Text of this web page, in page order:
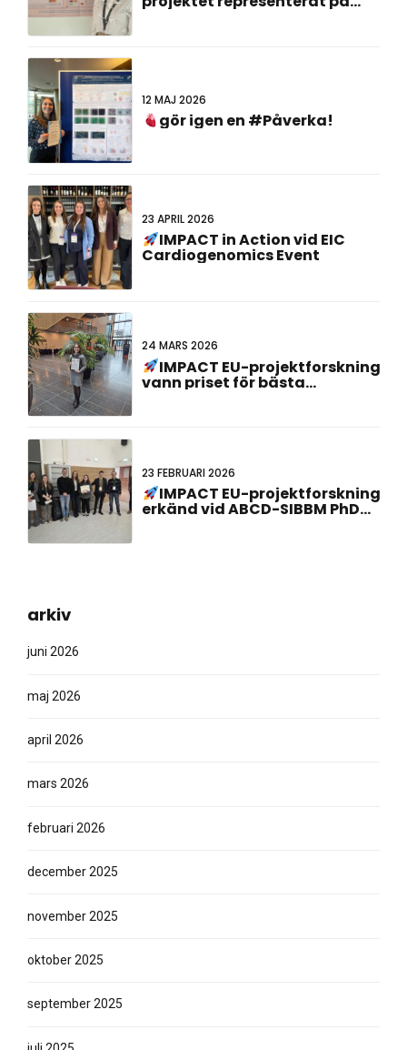
12 MAJ 2026
gör igen en #Påverka!
23 APRIL 2026
IMPACT in Action vid EIC
Cardiogenomics Event
24 MARS 2026
IMPACT EU-projektforskning
vann priset för bästa
23 FEBRUARI 2026
IMPACT EU-projektforskning
erkänd vid ABCD-SIBBM PhD
arkiv
juni 2026
maj 2026
april 2026
mars 2026
februari 2026
december 2025
november 2025
oktober 2025
september 2025